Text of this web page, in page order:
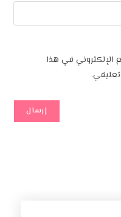
الإلكتروني في هذا